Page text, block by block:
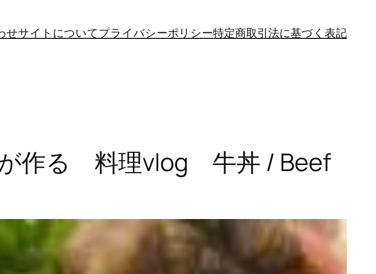
せサイトについてプライバシーポリシー特定商取引法に基づく表記
が作る 料理vlog 牛丼 / Beef